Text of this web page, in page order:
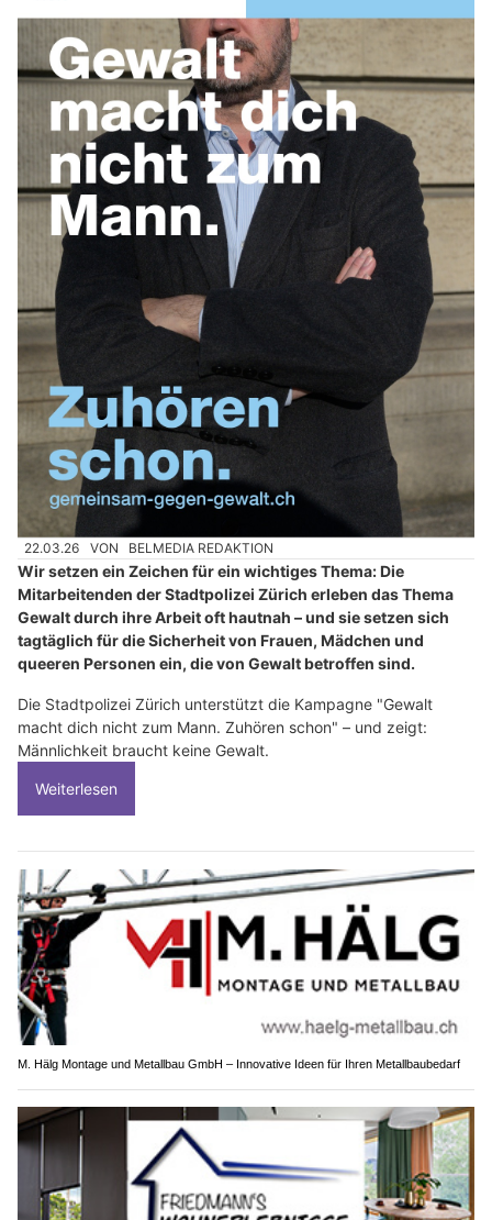
22.03.26 VON BELMEDIA REDAKTION
Wir setzen ein Zeichen für ein wichtiges Thema: Die
Mitarbeitenden der Stadtpolizei Zürich erleben das Thema
Gewalt durch ihre Arbeit oft hautnah – und sie setzen sich
tagtäglich für die Sicherheit von Frauen, Mädchen und
queeren Personen ein, die von Gewalt betroffen sind.
Die Stadtpolizei Zürich unterstützt die Kampagne "Gewalt
macht dich nicht zum Mann. Zuhören schon" – und zeigt:
Männlichkeit braucht keine Gewalt.
Weiterlesen
M. Hälg Montage und Metallbau GmbH – Innovative Ideen für Ihren Metallbaubedarf